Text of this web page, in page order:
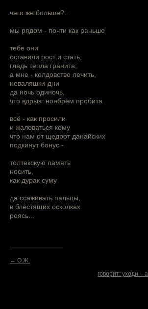
чего же больше?..
мы рядом - почти как раньше
тебе они
оставили рост и стать,
гладь тепла гранита;
а мне - колдовство лечить,
неваляшки-дни
да ночь одиночь,
что вдрызг ноябрём пробита
всё - как просили
и жаловаться кому
что нам от щедрот данайских
подкинут бонус -
толтекскую память
носить,
как дурак суму
да ссаживать пальцы,
в блестящих осколках
роясь...
← О.Ж.
говорит: уходи –